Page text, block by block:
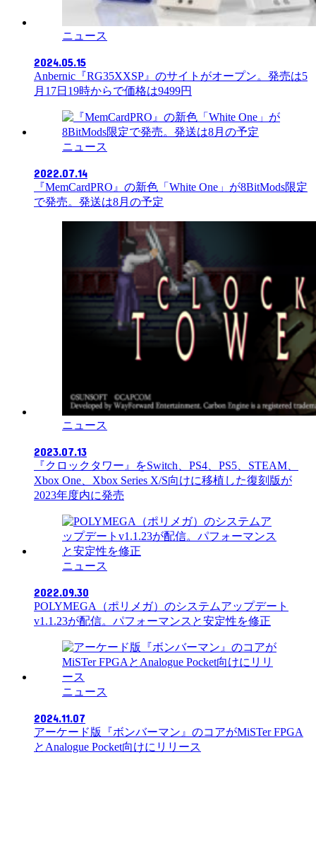
ニュース
2024.05.15
Anbernic『RG35XXSP』のサイトがオープン。発売は5
月17日19時からで価格は9499円
ニュース
2022.07.14
『MemCardPRO』の新色「White One」が8BitMods限定
で発売。発送は8月の予定
ニュース
2023.07.13
『クロックタワー』をSwitch、PS4、PS5、STEAM、
Xbox One、Xbox Series X/S向けに移植した復刻版が
2023年度内に発売
ニュース
2022.09.30
POLYMEGA（ポリメガ）のシステムアップデート
v1.1.23が配信。パフォーマンスと安定性を修正
ニュース
2024.11.07
アーケード版『ボンバーマン』のコアがMiSTer FPGA
とAnalogue Pocket向けにリリース